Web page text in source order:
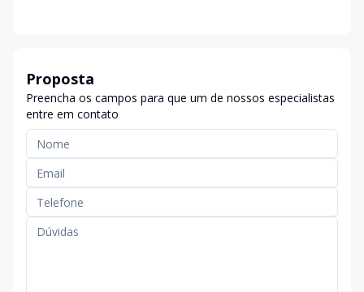
Proposta
Preencha os campos para que um de nossos especialistas
entre em contato